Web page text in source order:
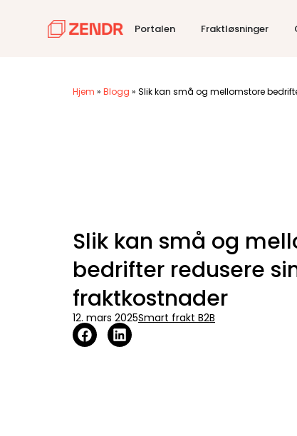
Portalen Fraktløsninger
Hjem » Blogg » Slik kan små og mellomstore
Slik kan små og
bedrifter redusere
fraktkostnader
12. mars 2025Smart frakt B2B